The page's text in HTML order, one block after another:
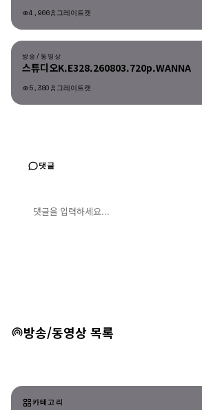
4,966 그레이트캣
방송/동영상
방송/동영상
스튜디오K.E328.260803.720p.WANNA
5,380 그레이트캣
댓글
방송/동영상 목록
카테고리